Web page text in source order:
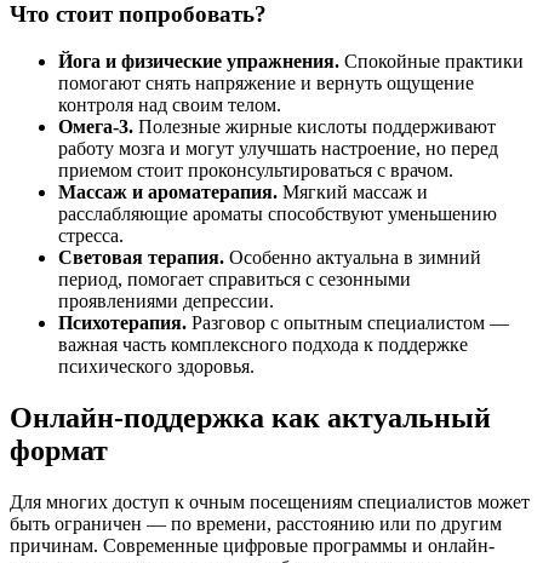
Что стоит попробовать?
Йога и физические упражнения. Спокойные практики
помогают снять напряжение и вернуть ощущение
контроля над своим телом.
Омега-3. Полезные жирные кислоты поддерживают
работу мозга и могут улучшать настроение, но перед
приемом стоит проконсультироваться с врачом.
Массаж и ароматерапия. Мягкий массаж и
расслабляющие ароматы способствуют уменьшению
стресса.
Световая терапия. Особенно актуальна в зимний
период, помогает справиться с сезонными
проявлениями депрессии.
Психотерапия. Разговор с опытным специалистом —
важная часть комплексного подхода к поддержке
психического здоровья.
Онлайн-поддержка как актуальный
формат
Для многих доступ к очным посещениям специалистов может
быть ограничен — по времени, расстоянию или по другим
причинам. Современные цифровые программы и онлайн-